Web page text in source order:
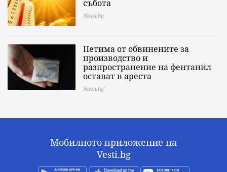
събота
Nova.bg
Петима от обвинените за
производство и
разпространение на фентанил
остават в ареста
Nova.bg
Мобилното приложение на
Vesti.bg